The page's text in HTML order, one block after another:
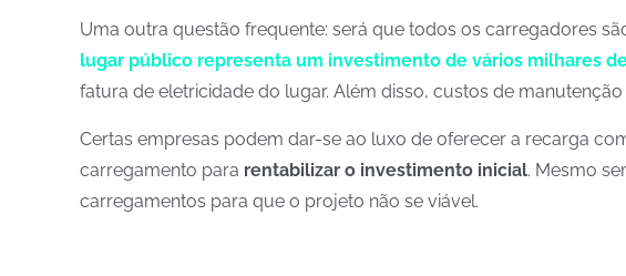
Uma outra questão frequente: será que todos os carregadores
lugar público representa um investimento de vários milhares
fatura de eletricidade do lugar. Além disso, custos de
Certas empresas podem dar-se ao luxo de oferecer a recarga
carregamento para rentabilizar o investimento inicial. Mesmo
carregamentos para que o projeto não se viável.